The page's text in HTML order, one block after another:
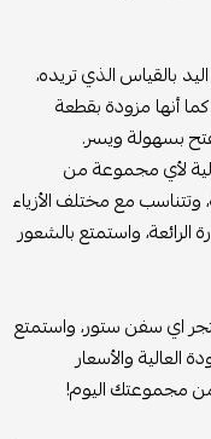
بالقياس الذي تريده،
أنها مزودة بقطعة
بسهولة ويسر.
لأي مجموعة من
وتتناسب مع مختلف الأزياء
واستمتع بالشعور
اي سفن ستور، واستمتع
والأسعار
من مجموعتك اليوم!